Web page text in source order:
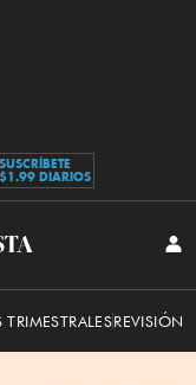
SUSCRÍBETE
$1.99 DIARIOS
TRIMESTRALESREVISIÓN